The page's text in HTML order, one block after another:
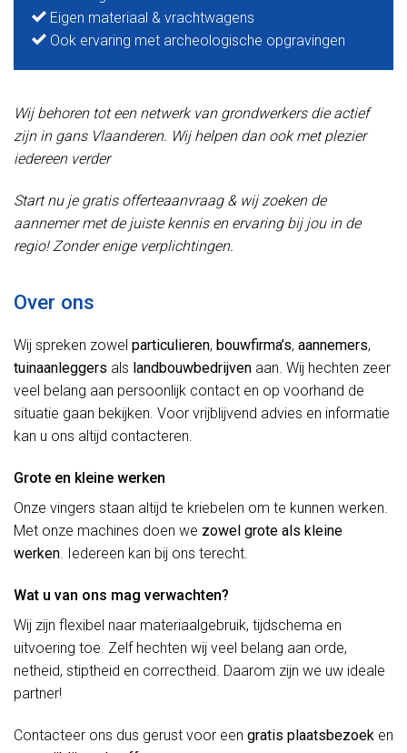
Eigen materiaal & vrachtwagens
Ook ervaring met archeologische opgravingen
Wij behoren tot een netwerk van grondwerkers die actief
zijn in gans Vlaanderen. Wij helpen dan ook met plezier
iedereen verder
Start nu je gratis offerteaanvraag & wij zoeken de
aannemer met de juiste kennis en ervaring bij jou in de
regio! Zonder enige verplichtingen.
Over ons
Wij spreken zowel particulieren, bouwfirma’s, aannemers,
tuinaanleggers als landbouwbedrijven aan. Wij hechten zeer
veel belang aan persoonlijk contact en op voorhand de
situatie gaan bekijken. Voor vrijblijvend advies en informatie
kan u ons altijd contacteren.
Grote en kleine werken
Onze vingers staan altijd te kriebelen om te kunnen werken.
Met onze machines doen we zowel grote als kleine
werken. Iedereen kan bij ons terecht.
Wat u van ons mag verwachten?
Wij zijn flexibel naar materiaalgebruik, tijdschema en
uitvoering toe. Zelf hechten wij veel belang aan orde,
netheid, stiptheid en correctheid. Daarom zijn we uw ideale
partner!
Contacteer ons dus gerust voor een gratis plaatsbezoek en